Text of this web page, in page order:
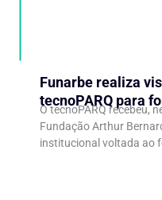
Funarbe realiza
tecnoPARQ para
gestão da
O tecnoPARQ recebeu,
Fundação Arthur
institucional voltada ao